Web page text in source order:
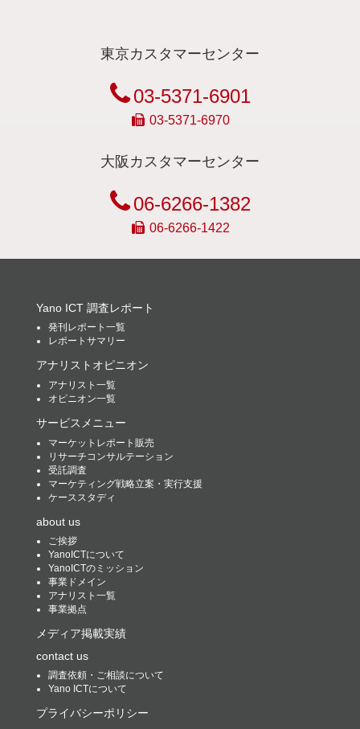
東京カスタマーセンター
03-5371-6901
03-5371-6970
大阪カスタマーセンター
06-6266-1382
06-6266-1422
Yano ICT 調査レポート
発刊レポート一覧
レポートサマリー
アナリストオピニオン
アナリスト一覧
オピニオン一覧
サービスメニュー
マーケットレポート販売
リサーチコンサルテーション
受託調査
マーケティング戦略立案・実行支援
ケーススタディ
about us
ご挨拶
YanoICTについて
YanoICTのミッション
事業ドメイン
アナリスト一覧
事業拠点
メディア掲載実績
contact us
調査依頼・ご相談について
Yano ICTについて
プライバシーポリシー